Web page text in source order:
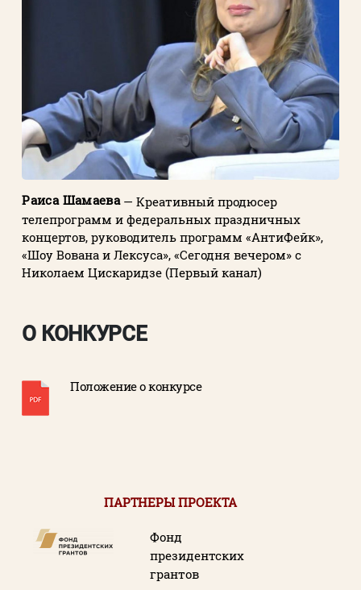
Раиса Шамаева— Креативный продюсер
телепрограмм и федеральных праздничных
концертов, руководитель программ «АнтиФейк»,
«Шоу Вована и Лексуса», «Сегодня вечером» с
Николаем Цискаридзе (Первый канал)
О КОНКУРСЕ
Положение о конкурсе
ПАРТНЕРЫ ПРОЕКТА
Фонд
президентских
грантов